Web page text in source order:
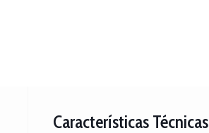
Características Técnicas